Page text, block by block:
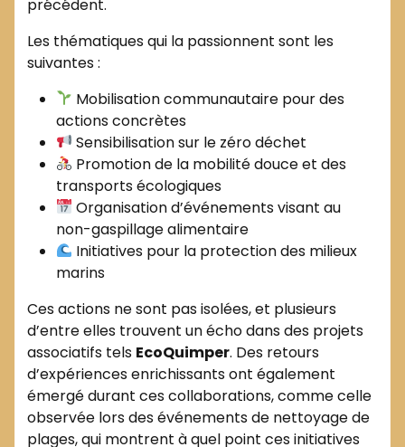
précédent.
Les thématiques qui la passionnent sont les
suivantes :
Mobilisation communautaire pour des
actions concrètes
Sensibilisation sur le zéro déchet
Promotion de la mobilité douce et des
transports écologiques
Organisation d’événements visant au
non-gaspillage alimentaire
Initiatives pour la protection des milieux
marins
Ces actions ne sont pas isolées, et plusieurs
d’entre elles trouvent un écho dans des projets
associatifs tels EcoQuimper. Des retours
d’expériences enrichissants ont également
émergé durant ces collaborations, comme celle
observée lors des événements de nettoyage de
plages, qui montrent à quel point ces initiatives